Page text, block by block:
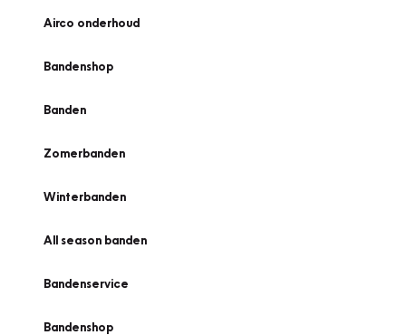
Airco onderhoud
Bandenshop
Banden
Zomerbanden
Winterbanden
All season banden
Bandenservice
Bandenshop